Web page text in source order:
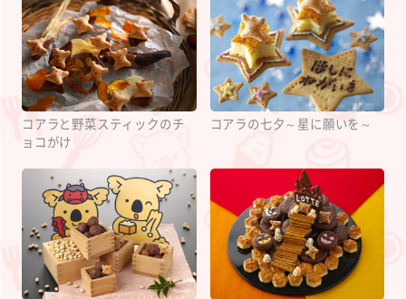
コアラと野菜スティックのチ
ョコがけ
コアラの七夕～星に願いを～